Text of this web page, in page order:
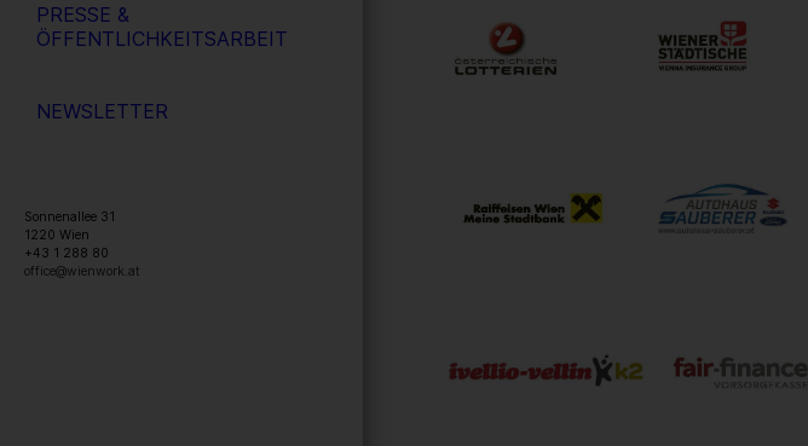
PRESSE &
ÖFFENTLICHKEITSARBEIT
NEWSLETTER
Sonnenallee 31
1220 Wien
+43 1 288 80
office@wienwork.at